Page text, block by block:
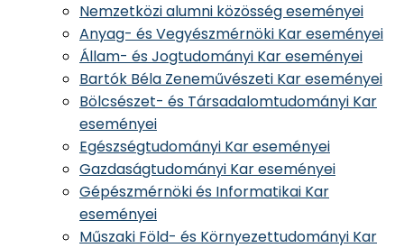
Nemzetközi alumni közösség eseményei
Anyag- és Vegyészmérnöki Kar eseményei
Állam- és Jogtudományi Kar eseményei
Bartók Béla Zeneművészeti Kar eseményei
Bölcsészet- és Társadalomtudományi Kar
eseményei
Egészségtudományi Kar eseményei
Gazdaságtudományi Kar eseményei
Gépészmérnöki és Informatikai Kar
eseményei
Műszaki Föld- és Környezettudományi Kar